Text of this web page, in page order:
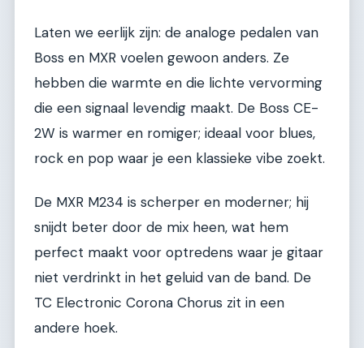
Laten we eerlijk zijn: de analoge pedalen van
Boss en MXR voelen gewoon anders. Ze
hebben die warmte en die lichte vervorming
die een signaal levendig maakt. De Boss CE-
2W is warmer en romiger; ideaal voor blues,
rock en pop waar je een klassieke vibe zoekt.
De MXR M234 is scherper en moderner; hij
snijdt beter door de mix heen, wat hem
perfect maakt voor optredens waar je gitaar
niet verdrinkt in het geluid van de band. De
TC Electronic Corona Chorus zit in een
andere hoek.